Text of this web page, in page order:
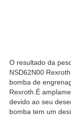
Bomba
Válvula
O resultado da
NSD62N00
bomba de
Rexroth.É
devido ao seu
bomba tem um